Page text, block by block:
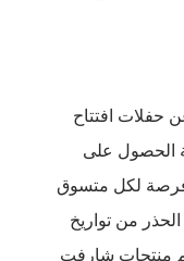
حفلات افتتاح
الحصول على
فرصة لكل متسوق
من تواريخ
منتجات شارفت